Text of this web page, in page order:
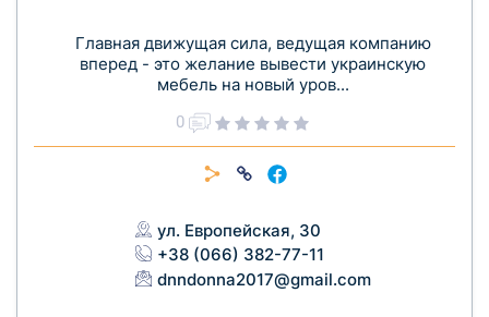
Главная движущая сила, ведущая компанию
вперед - это желание вывести украинскую
мебель на новый уров...
0
ул. Европейская, 30
+38 (066) 382-77-11
dnndonna2017@gmail.com